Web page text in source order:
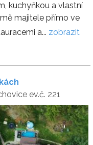
kuchyňkou a vlastní
majitele přímo ve
a... zobrazit
ev.č. 221